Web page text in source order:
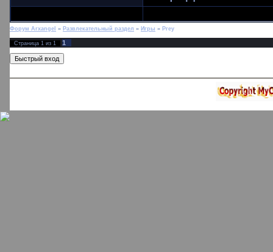
Форум Arxangel » Развлекательный раздел » Игры » Prey
Страница 1 из 1 1